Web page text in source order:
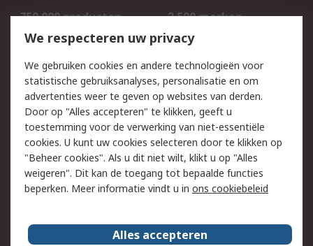
750.000 producten
2.500 merken
Bestellen
Inkoopoplossingen
Track & Trace
Wettelijk
Cookiebeleid
Email veiligheid
Privacybeleid
Websitevoorwaarden
Algemene
verkoopvoorwaarden
Over RS
We respecteren uw privacy
We gebruiken cookies en andere technologieën voor
statistische gebruiksanalyses, personalisatie en om
advertenties weer te geven op websites van derden.
Door op "Alles accepteren" te klikken, geeft u
toestemming voor de verwerking van niet-essentiële
cookies. U kunt uw cookies selecteren door te klikken op
"Beheer cookies". Als u dit niet wilt, klikt u op "Alles
weigeren". Dit kan de toegang tot bepaalde functies
beperken. Meer informatie vindt u in ons cookiebeleid
Alles accepteren